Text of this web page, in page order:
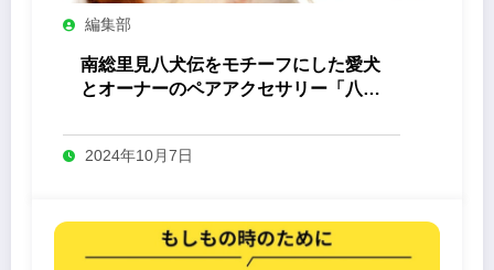
編集部
南総里見八犬伝をモチーフにした愛犬
とオーナーのペアアクセサリー「八心
2024年10月7日